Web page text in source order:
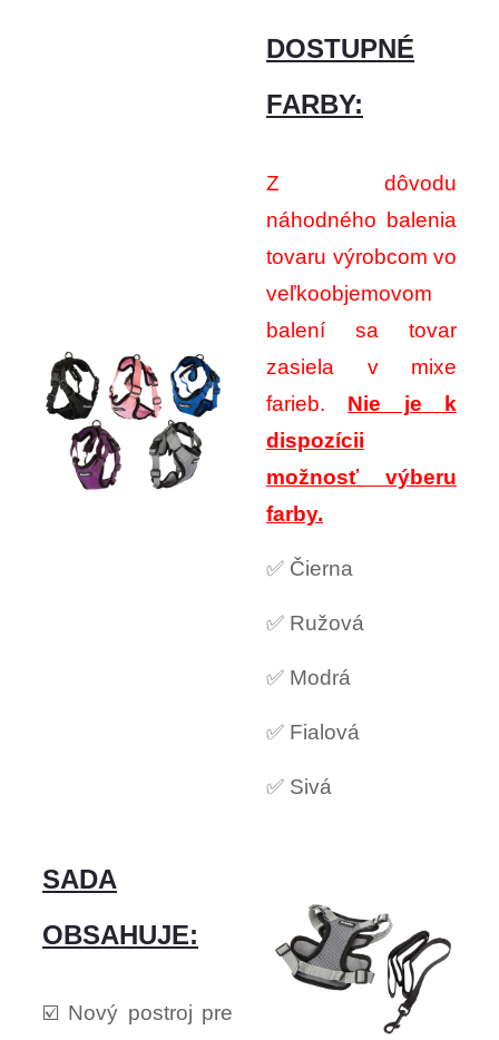
DOSTUPNÉ
FARBY:
Z dôvodu
náhodného balenia
tovaru výrobcom vo
veľkoobjemovom
balení sa tovar
zasiela v mixe
farieb. Nie je k
dispozícii
možnosť výberu
farby.
✅ Čierna
✅ Ružová
✅ Modrá
✅ Fialová
✅ Sivá
SADA
OBSAHUJE:
☑️ Nový postroj pre